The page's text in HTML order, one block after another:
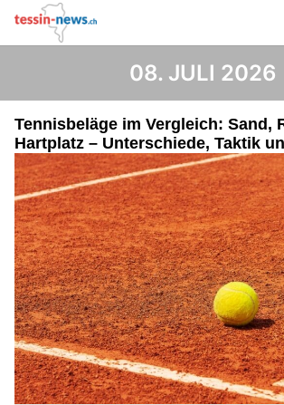
08. JULI 2026
Tennisbeläge im Vergleich: Sand,
Hartplatz – Unterschiede, Taktik